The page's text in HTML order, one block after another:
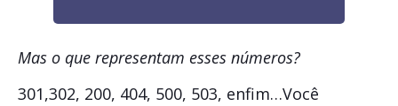
Mas o que representam esses números?
301,302, 200, 404, 500, 503, enfim…Você